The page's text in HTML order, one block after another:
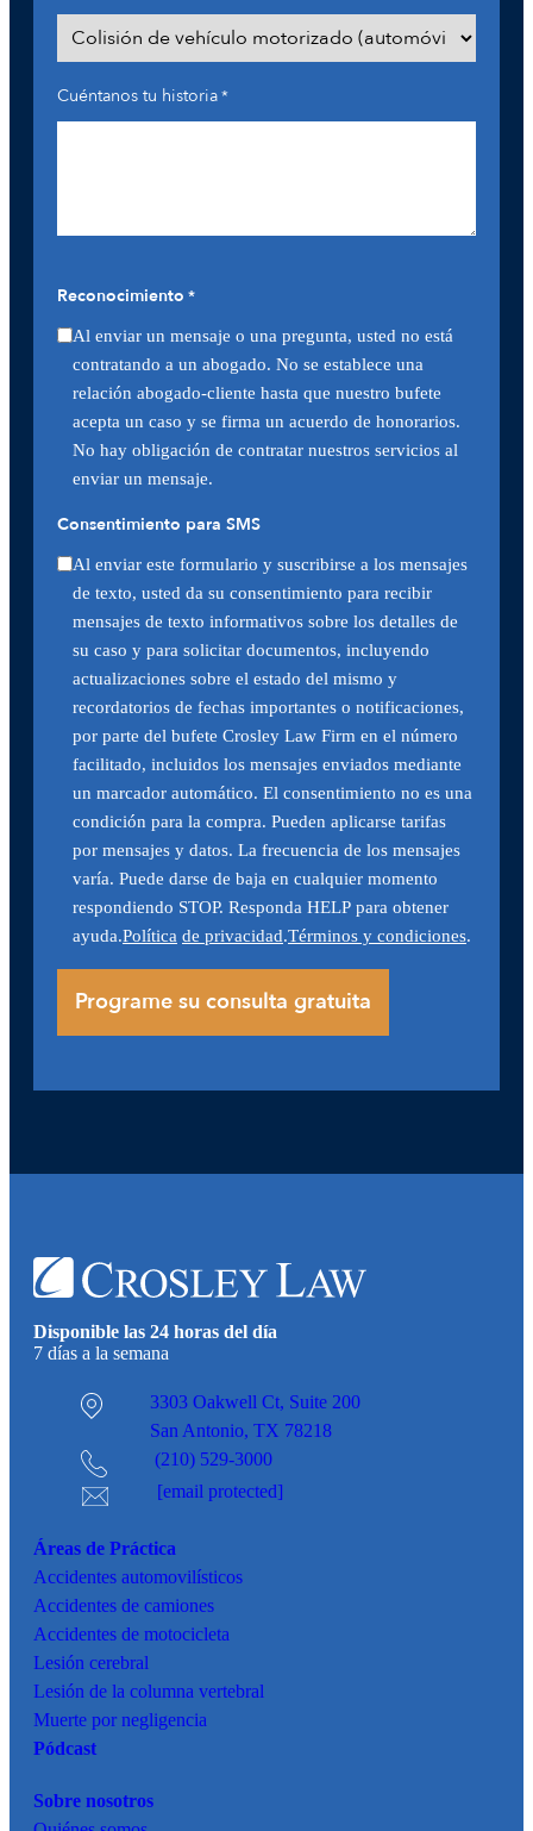
Cuéntanos tu historia*
Reconocimiento *
Al enviar un mensaje o una pregunta, usted no está
contratando a un abogado. No se establece una
relación abogado-cliente hasta que nuestro bufete
acepta un caso y se firma un acuerdo de honorarios.
No hay obligación de contratar nuestros servicios al
enviar un mensaje.
Consentimiento para SMS
Al enviar este formulario y suscribirse a los mensajes
de texto, usted da su consentimiento para recibir
mensajes de texto informativos sobre los detalles de
su caso y para solicitar documentos, incluyendo
actualizaciones sobre el estado del mismo y
recordatorios de fechas importantes o notificaciones,
por parte del bufete Crosley Law Firm en el número
facilitado, incluidos los mensajes enviados mediante
un marcador automático. El consentimiento no es una
condición para la compra. Pueden aplicarse tarifas
por mensajes y datos. La frecuencia de los mensajes
varía. Puede darse de baja en cualquier momento
respondiendo STOP. Responda HELP para obtener
ayuda.Política de privacidad.Términos y condiciones.
Disponible las 24 horas del día
7 días a la semana
3303 Oakwell Ct, Suite 200
San Antonio, TX 78218
(210) 529-3000
[email protected]
Áreas de Práctica
Accidentes automovilísticos
Accidentes de camiones
Accidentes de motocicleta
Lesión cerebral
Lesión de la columna vertebral
Muerte por negligencia
Pódcast
Sobre nosotros